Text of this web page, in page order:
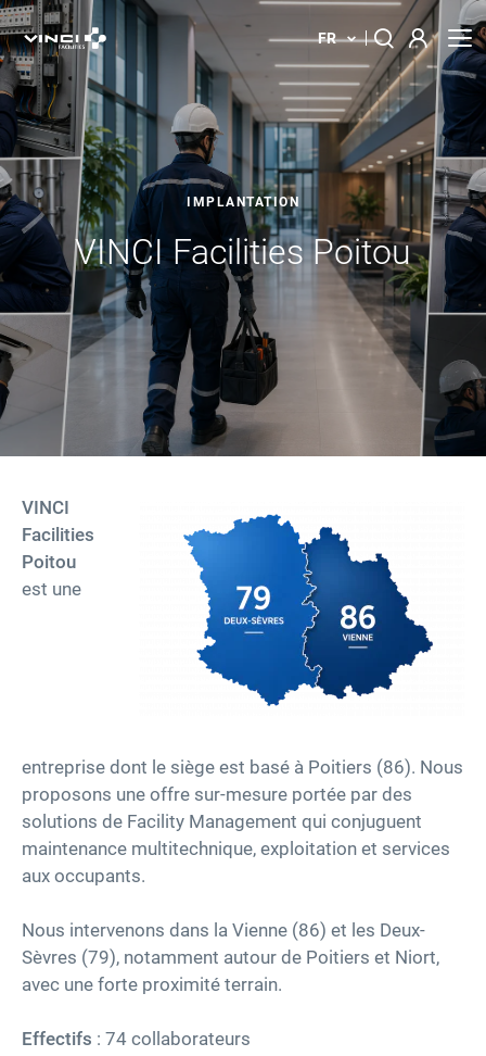
FR
Rechercher :
À propos
Nos Solutions
Votre bâtiment
Actualités
Implantations
Contact
Carrières
Accessibilité
twitter youtubefacebook
IMPLANTATION
VINCI Facilities Poitou
VINCI
Facilities
Poitou
est une
entreprise dont le siège est basé à Poitiers (86). Nous
proposons une offre sur-mesure portée par des
solutions de Facility Management qui conjuguent
maintenance multitechnique, exploitation et services
aux occupants.
Nous intervenons dans la Vienne (86) et les Deux-
Sèvres (79), notamment autour de Poitiers et Niort,
avec une forte proximité terrain.
Effectifs : 74 collaborateurs